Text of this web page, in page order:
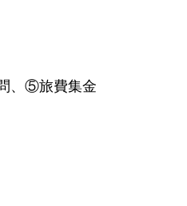
、⑤旅費集金